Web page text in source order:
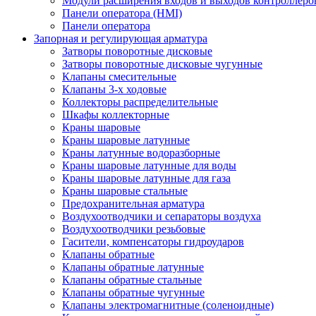
Панели оператора (HMI)
Панели оператора
Запорная и регулирующая арматура
Затворы поворотные дисковые
Затворы поворотные дисковые чугунные
Клапаны смесительные
Клапаны 3-х ходовые
Коллекторы распределительные
Шкафы коллекторные
Краны шаровые
Краны шаровые латунные
Краны латунные водоразборные
Краны шаровые латунные для воды
Краны шаровые латунные для газа
Краны шаровые стальные
Предохранительная арматура
Воздухоотводчики и сепараторы воздуха
Воздухоотводчики резьбовые
Гасители, компенсаторы гидроударов
Клапаны обратные
Клапаны обратные латунные
Клапаны обратные стальные
Клапаны обратные чугунные
Клапаны электромагнитные (соленоидные)